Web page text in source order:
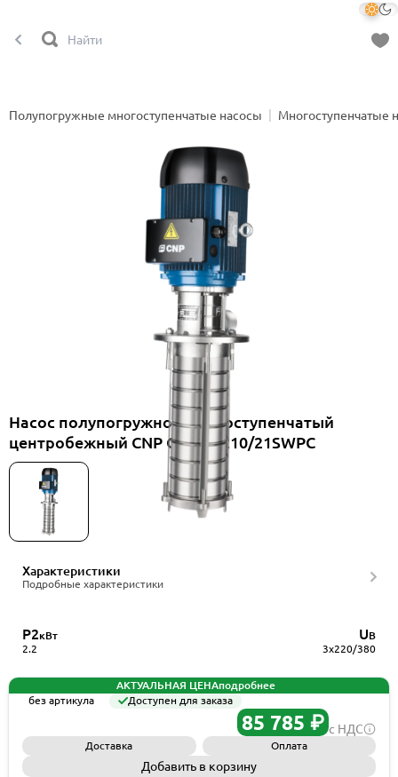
Полупогружные многоступенчатые насосы Многоступенчатые
Насос полупогружной многоступенчатый
центробежный CNP CDLK3-210/21SWPC
Характеристики
Подробные характеристики
P2кВт
2.2
UВ
3x220/380
АКТУАЛЬНАЯ ЦЕНАподробнее
без артикула
Доступен для заказа
85 785 ₽ с НДС
Доставка Оплата
Добавить в корзину